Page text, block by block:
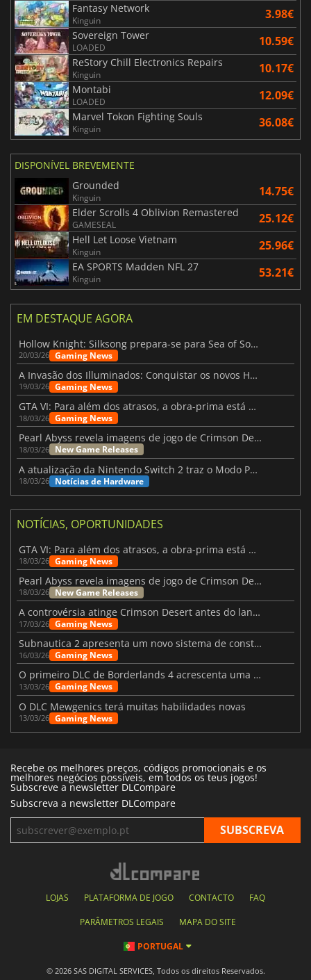
Fantasy Network
Kinguin 3.98€
Sovereign Tower
LOADED 10.59€
ReStory Chill Electronics Repairs
Kinguin 10.17€
Montabi
LOADED 12.09€
Marvel Tokon Fighting Souls
Kinguin 36.08€
DISPONÍVEL BREVEMENTE
Grounded
Kinguin 14.75€
Elder Scrolls 4 Oblivion Remastered
GAMESEAL 25.12€
Hell Let Loose Vietnam
Kinguin 25.96€
EA SPORTS Madden NFL 27
Kinguin 53.21€
EM DESTAQUE AGORA
Hollow Knight: Silksong prepara-se para Sea of Sorrow com um patch
20/03/26 Gaming News
A Invasão dos Illuminados: Conquistar os novos Helldivers 2 Atualização!
19/03/26 Gaming News
GTA VI: Para além dos atrasos, a obra-prima está quase a chegar
18/03/26 Gaming News
Pearl Abyss revela imagens de jogo de Crimson Desert para a PS5
18/03/26 New Game Releases
A atualização da Nintendo Switch 2 traz o Modo Portátil aos jogos mais antigos da Switch
18/03/26 Notícias de Hardware
NOTÍCIAS, OPORTUNIDADES
GTA VI: Para além dos atrasos, a obra-prima está quase a chegar
18/03/26 Gaming News
Pearl Abyss revela imagens de jogo de Crimson Desert para a PS5
18/03/26 New Game Releases
A controvérsia atinge Crimson Desert antes do lançamento
17/03/26 Gaming News
Subnautica 2 apresenta um novo sistema de construção de bases
16/03/26 Gaming News
O primeiro DLC de Borderlands 4 acrescenta uma nova personagem e muito mais
13/03/26 Gaming News
O DLC Mewgenics terá muitas habilidades novas
13/03/26 Gaming News
Recebe os melhores preços, códigos promocionais e os
melhores negócios possíveis, em todos os teus jogos!
Subscreve a newsletter DLCompare
Subscreva a newsletter DLCompare
LOJAS PLATAFORMA DE JOGO CONTACTO FAQ
PARÂMETROS LEGAIS MAPA DO SITE
PORTUGAL
© 2026 SAS DIGITAL SERVICES, Todos os direitos Reservados.